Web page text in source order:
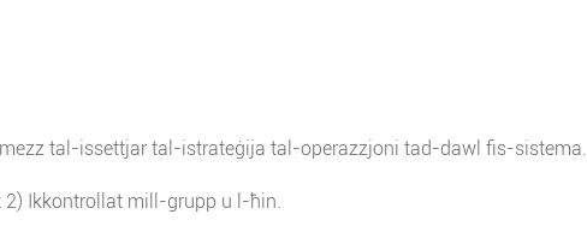
tal-issettjar tal-istrateġija tal-operazzjoni tad-dawl fis-sistema.
Ikkontrollat ​​mill-grupp u l-ħin.